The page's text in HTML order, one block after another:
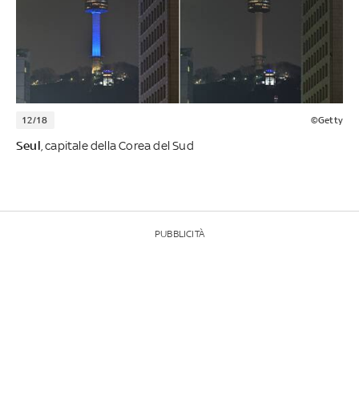
12/18 ©Getty
Seul , capitale della Corea del Sud
PUBBLICITÀ